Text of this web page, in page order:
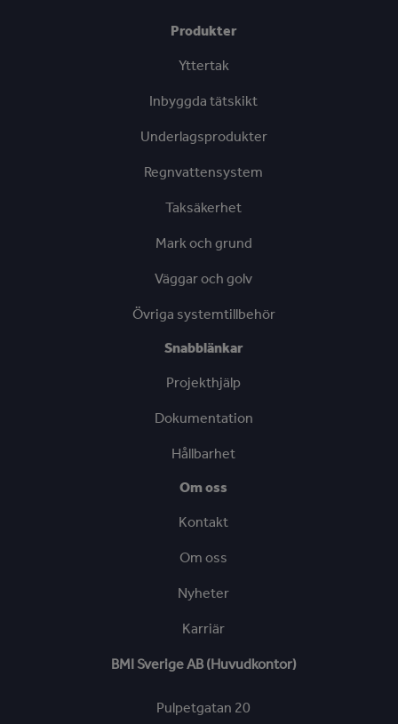
Produkter
Yttertak
Inbyggda tätskikt
Underlagsprodukter
Regnvattensystem
Taksäkerhet
Mark och grund
Väggar och golv
Övriga systemtillbehör
Snabblänkar
Projekthjälp
Dokumentation
Hållbarhet
Om oss
Kontakt
Om oss
Nyheter
Karriär
BMI Sverige AB (Huvudkontor)
Pulpetgatan 20